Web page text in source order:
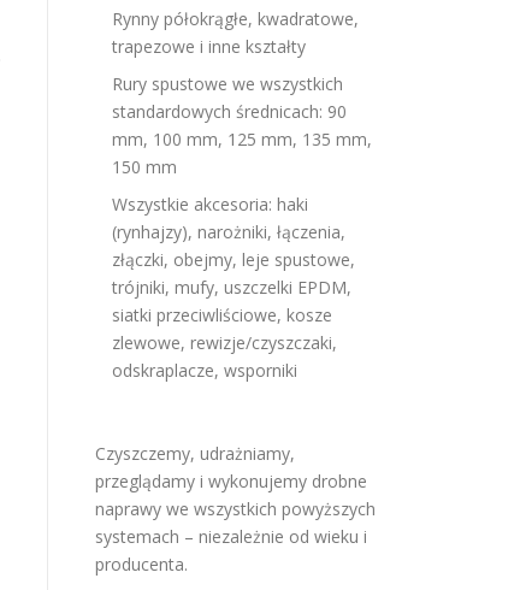
Rynny półokrągłe, kwadratowe,
trapezowe i inne kształty
Rury spustowe we wszystkich
standardowych średnicach: 90
mm, 100 mm, 125 mm, 135 mm,
150 mm
Wszystkie akcesoria: haki
(rynhajzy), narożniki, łączenia,
złączki, obejmy, leje spustowe,
trójniki, mufy, uszczelki EPDM,
siatki przeciwliściowe, kosze
zlewowe, rewizje/czyszczaki,
odskraplacze, wsporniki
Czyszczemy, udrażniamy,
przeglądamy i wykonujemy drobne
naprawy we wszystkich powyższych
systemach – niezależnie od wieku i
producenta.